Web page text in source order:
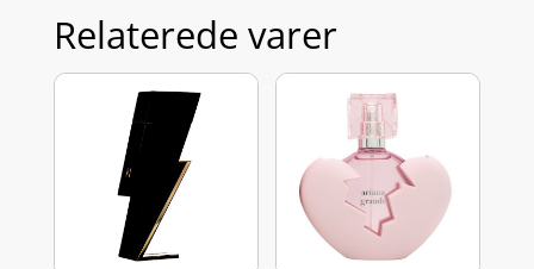
Relaterede varer